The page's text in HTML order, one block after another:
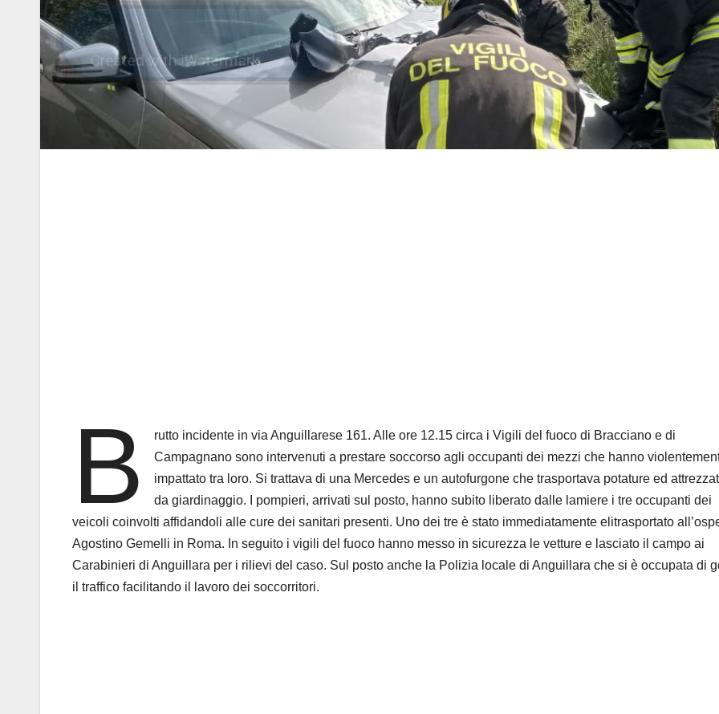
B
rutto incidente in via Anguillarese 161. Alle ore 12.15 circa i Vigili del fuoco di Bracciano e di
Campagnano sono intervenuti a prestare soccorso agli occupanti dei mezzi che hanno
impattato tra loro. Si trattava di una Mercedes e un autofurgone che trasportava potature ed
da giardinaggio. I pompieri, arrivati sul posto, hanno subito liberato dalle lamiere i tre occupanti dei
veicoli coinvolti affidandoli alle cure dei sanitari presenti. Uno dei tre è stato immediatamente elitrasportato
Agostino Gemelli in Roma. In seguito i vigili del fuoco hanno messo in sicurezza le vetture e lasciato il campo ai
Carabinieri di Anguillara per i rilievi del caso. Sul posto anche la Polizia locale di Anguillara che si è occupata di
il traffico facilitando il lavoro dei soccorritori.